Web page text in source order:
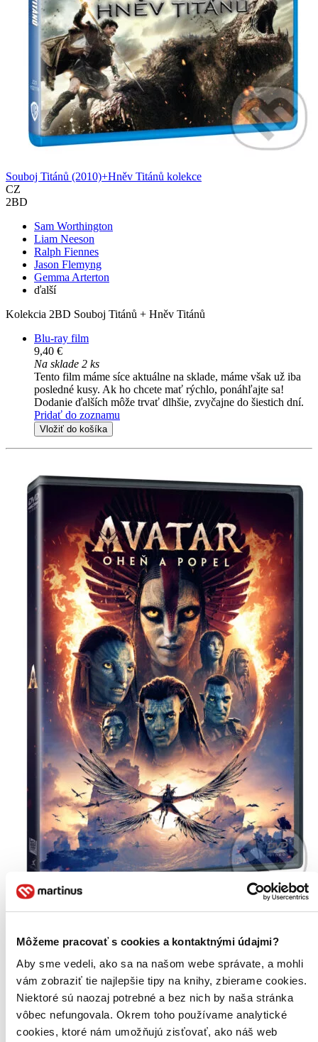
Môžeme pracovať s cookies a kontaktnými údajmi?
Aby sme vedeli, ako sa na našom webe správate, a mohli
vám zobraziť tie najlepšie tipy na knihy, zbierame cookies.
Niektoré sú naozaj potrebné a bez nich by naša stránka
vôbec nefungovala. Okrem toho používame analytické
cookies, ktoré nám umožňujú zisťovať, ako náš web
Souboj Titánů (2010)+Hněv Titánů kolekce
CZ
2BD
Sam Worthington
Liam Neeson
Ralph Fiennes
Jason Flemyng
Gemma Arterton
ďalší
Kolekcia 2BD Souboj Titánů + Hněv Titánů
Blu-ray film
9,40 €
Na sklade 2 ks
Tento film máme síce aktuálne na sklade, máme však už iba
posledné kusy. Ak ho chcete mať rýchlo, ponáhľajte sa!
Dodanie ďalších môže trvať dlhšie, zvyčajne do šiestich dní.
Pridať do zoznamu
Vložiť do košíka
CZ
CCH Pounder
Cliff Curtis
Edie Falco
Joel David Moore
Kate Winslet
ďalší